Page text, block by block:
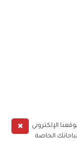
✖
الإلكتروني
الخاصة